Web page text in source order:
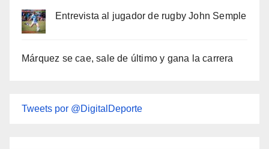
Entrevista al jugador de rugby John Semple
Márquez se cae, sale de último y gana la carrera
Tweets por @DigitalDeporte